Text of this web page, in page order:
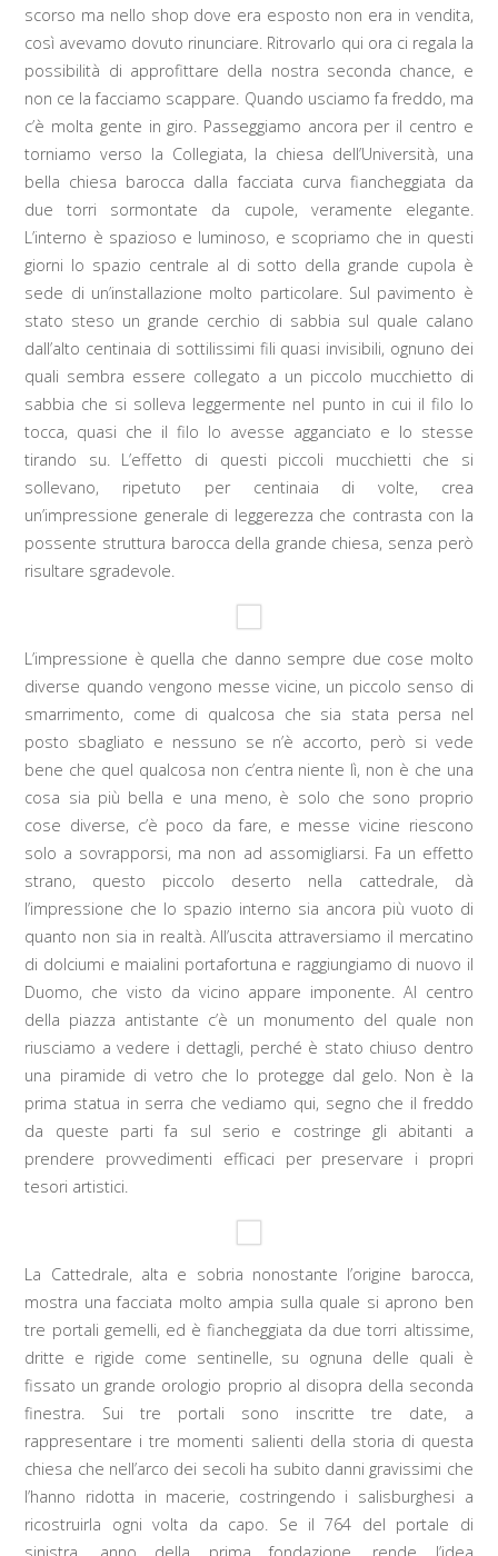
scorso ma nello shop dove era esposto non era in vendita,
così avevamo dovuto rinunciare. Ritrovarlo qui ora ci regala la
possibilità di approfittare della nostra seconda chance, e
non ce la facciamo scappare. Quando usciamo fa freddo, ma
c’è molta gente in giro. Passeggiamo ancora per il centro e
torniamo verso la Collegiata, la chiesa dell’Università, una
bella chiesa barocca dalla facciata curva fiancheggiata da
due torri sormontate da cupole, veramente elegante.
L’interno è spazioso e luminoso, e scopriamo che in questi
giorni lo spazio centrale al di sotto della grande cupola è
sede di un’installazione molto particolare. Sul pavimento è
stato steso un grande cerchio di sabbia sul quale calano
dall’alto centinaia di sottilissimi fili quasi invisibili, ognuno dei
quali sembra essere collegato a un piccolo mucchietto di
sabbia che si solleva leggermente nel punto in cui il filo lo
tocca, quasi che il filo lo avesse agganciato e lo stesse
tirando su. L’effetto di questi piccoli mucchietti che si
sollevano, ripetuto per centinaia di volte, crea
un’impressione generale di leggerezza che contrasta con la
possente struttura barocca della grande chiesa, senza però
risultare sgradevole.
L’impressione è quella che danno sempre due cose molto
diverse quando vengono messe vicine, un piccolo senso di
smarrimento, come di qualcosa che sia stata persa nel
posto sbagliato e nessuno se n’è accorto, però si vede
bene che quel qualcosa non c’entra niente lì, non è che una
cosa sia più bella e una meno, è solo che sono proprio
cose diverse, c’è poco da fare, e messe vicine riescono
solo a sovrapporsi, ma non ad assomigliarsi. Fa un effetto
strano, questo piccolo deserto nella cattedrale, dà
l’impressione che lo spazio interno sia ancora più vuoto di
quanto non sia in realtà. All’uscita attraversiamo il mercatino
di dolciumi e maialini portafortuna e raggiungiamo di nuovo il
Duomo, che visto da vicino appare imponente. Al centro
della piazza antistante c’è un monumento del quale non
riusciamo a vedere i dettagli, perché è stato chiuso dentro
una piramide di vetro che lo protegge dal gelo. Non è la
prima statua in serra che vediamo qui, segno che il freddo
da queste parti fa sul serio e costringe gli abitanti a
prendere provvedimenti efficaci per preservare i propri
tesori artistici.
La Cattedrale, alta e sobria nonostante l’origine barocca,
mostra una facciata molto ampia sulla quale si aprono ben
tre portali gemelli, ed è fiancheggiata da due torri altissime,
dritte e rigide come sentinelle, su ognuna delle quali è
fissato un grande orologio proprio al disopra della seconda
finestra. Sui tre portali sono inscritte tre date, a
rappresentare i tre momenti salienti della storia di questa
chiesa che nell’arco dei secoli ha subito danni gravissimi che
l’hanno ridotta in macerie, costringendo i salisburghesi a
ricostruirla ogni volta da capo. Se il 764 del portale di